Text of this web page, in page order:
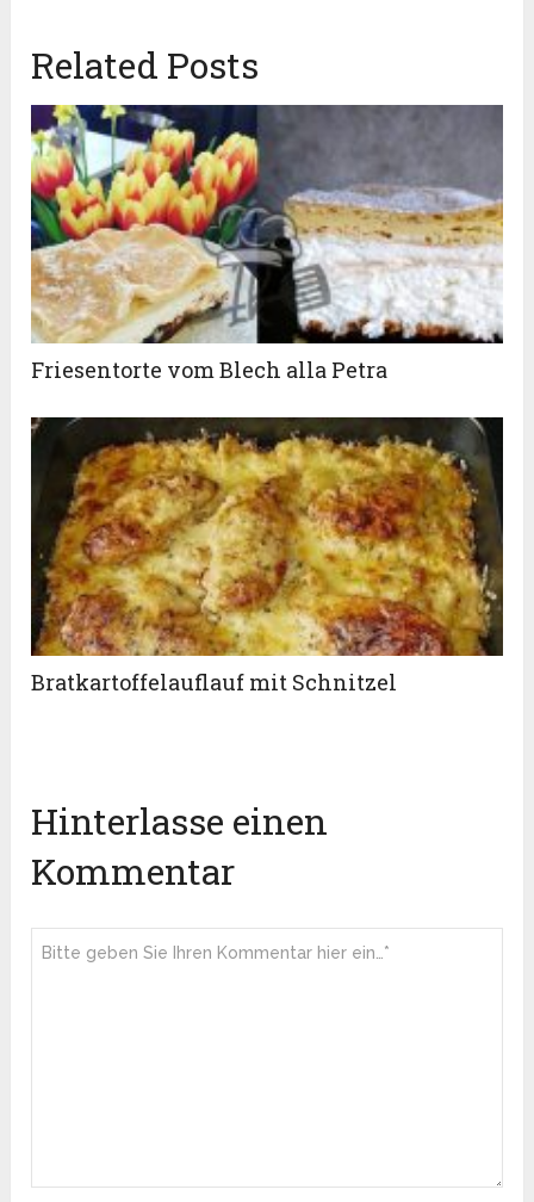
Related Posts
Friesentorte vom Blech alla Petra
Bratkartoffelauflauf mit Schnitzel
Hinterlasse einen
Kommentar